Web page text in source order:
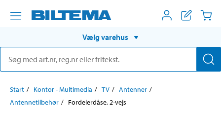
Vælg varehus
Start Kontor - Multimedia TV
Antenner
Antennetilbehør
Fordelerdåse, 2-vejs